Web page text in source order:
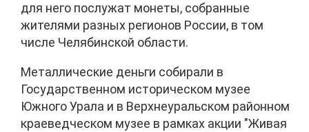
для него послужат монеты, собранные
жителями разных регионов России, в том
числе Челябинской области.
Металлические деньги собирали в
Государственном историческом музее
Южного Урала и в Верхнеуральском районном
краеведческом музее в рамках акции "Живая